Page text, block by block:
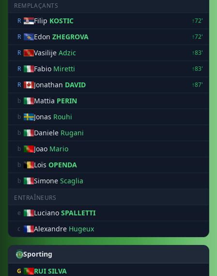
REMPLAÇANTS
R
Filip KOSTIC
↑72'
R
Edon ZHEGROVA
↑72'
R
Vasilije Adzic
↑83'
R
Fabio Miretti
↑83'
R
Jonathan DAVID
↑87'
b
Mattia PERIN
b Jonas Rouhi
b Daniele Rugani
b Joao Mario
b Loïs OPENDA
b Simone Scaglia
ENTRAÎNEURS
e
Luciano SPALLETTI
c Alexandre Hugeux
Sporting
G RUI SILVA